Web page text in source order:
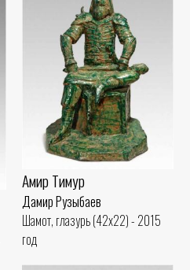
Амир Тимур
Дамир Рузыбаев
Шамот, глазурь (42x22) - 2015
год